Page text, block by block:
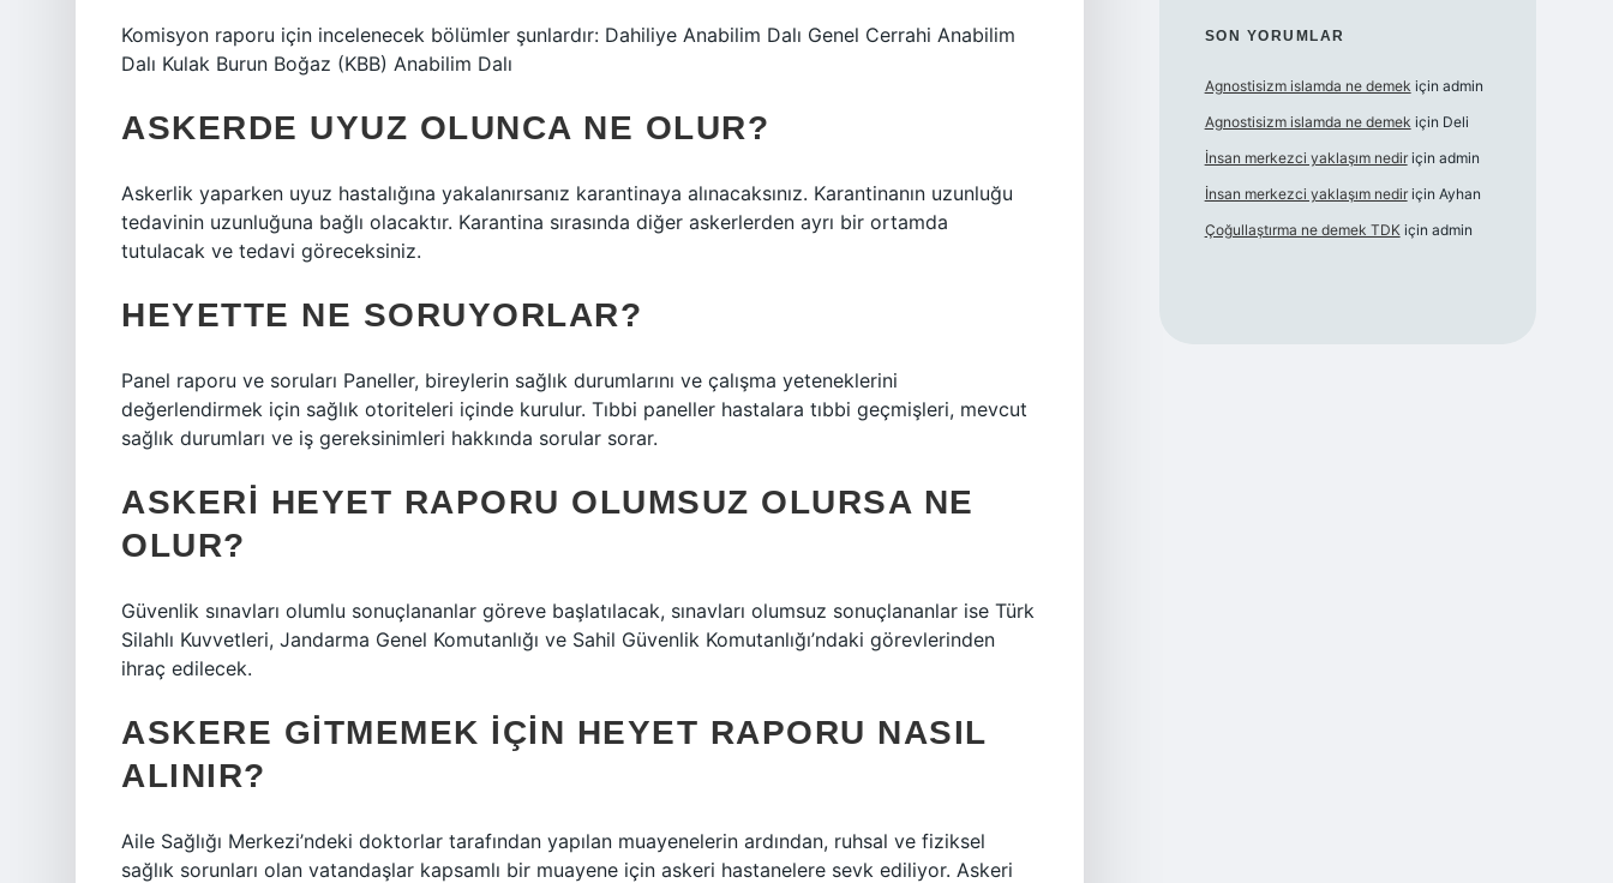
Komisyon raporu için incelenecek bölümler şunlardır: Dahiliye Anabilim Dalı Genel Cerrahi Anabilim
Dalı Kulak Burun Boğaz (KBB) Anabilim Dalı
ASKERDE UYUZ OLUNCA NE OLUR?
Askerlik yaparken uyuz hastalığına yakalanırsanız karantinaya alınacaksınız. Karantinanın uzunluğu
tedavinin uzunluğuna bağlı olacaktır. Karantina sırasında diğer askerlerden ayrı bir ortamda
tutulacak ve tedavi göreceksiniz.
HEYETTE NE SORUYORLAR?
Panel raporu ve soruları Paneller, bireylerin sağlık durumlarını ve çalışma yeteneklerini
değerlendirmek için sağlık otoriteleri içinde kurulur. Tıbbi paneller hastalara tıbbi geçmişleri, mevcut
sağlık durumları ve iş gereksinimleri hakkında sorular sorar.
ASKERI HEYET RAPORU OLUMSUZ OLURSA NE
OLUR?
Güvenlik sınavları olumlu sonuçlananlar göreve başlatılacak, sınavları olumsuz sonuçlananlar ise Türk
Silahlı Kuvvetleri, Jandarma Genel Komutanlığı ve Sahil Güvenlik Komutanlığı’ndaki görevlerinden
ihraç edilecek.
ASKERE GITMEMEK IÇIN HEYET RAPORU NASIL
ALINIR?
Aile Sağlığı Merkezi’ndeki doktorlar tarafından yapılan muayenelerin ardından, ruhsal ve fiziksel
sağlık sorunları olan vatandaşlar kapsamlı bir muayene için askeri hastanelere sevk ediliyor. Askeri
SON YORUMLAR
Agnostisizm islamda ne demek için admin
Agnostisizm islamda ne demek için Deli
İnsan merkezci yaklaşım nediriçin admin
İnsan merkezci yaklaşım nediriçin Ayhan
Çoğullaştırma ne demek TDKiçin admin